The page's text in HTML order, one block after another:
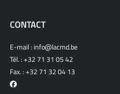
CONTACT
E-mail : info@lacmd.be
Tél. :+32 71 31 05 42
Fax. : +32 71 32 04 13